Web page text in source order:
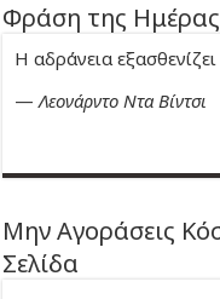
Φράση της Ημέρας
Η αδράνεια
—Λεονάρντο Ντα Βίντσι
Μην Αγοράσεις
Σελίδα